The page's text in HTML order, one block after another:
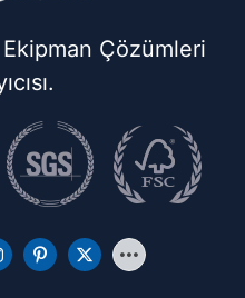
Çözümleri